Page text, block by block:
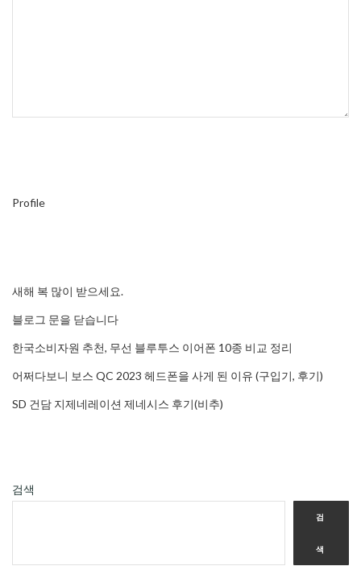
Profile
새해 복 많이 받으세요.
블로그 문을 닫습니다
한국소비자원 추천, 무선 블루투스 이어폰 10종 비교 정리
어쩌다보니 보스 QC 2023 헤드폰을 사게 된 이유 (구입기, 후기)
SD 건담 지제네레이션 제네시스 후기(비추)
검색
검
색